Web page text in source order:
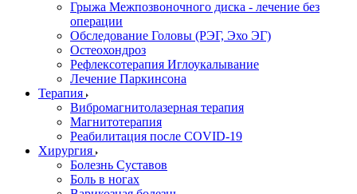
Грыжа Межпозвоночного диска - лечение без
операции
Обследование Головы (РЭГ, Эхо ЭГ)
Остеохондроз
Рефлексотерапия Иглоукалывание
Лечение Паркинсона
Терапия
Вибромагнитолазерная терапия
Магнитотерапия
Реабилитация после COVID-19
Хирургия
Болезнь Суставов
Боль в ногах